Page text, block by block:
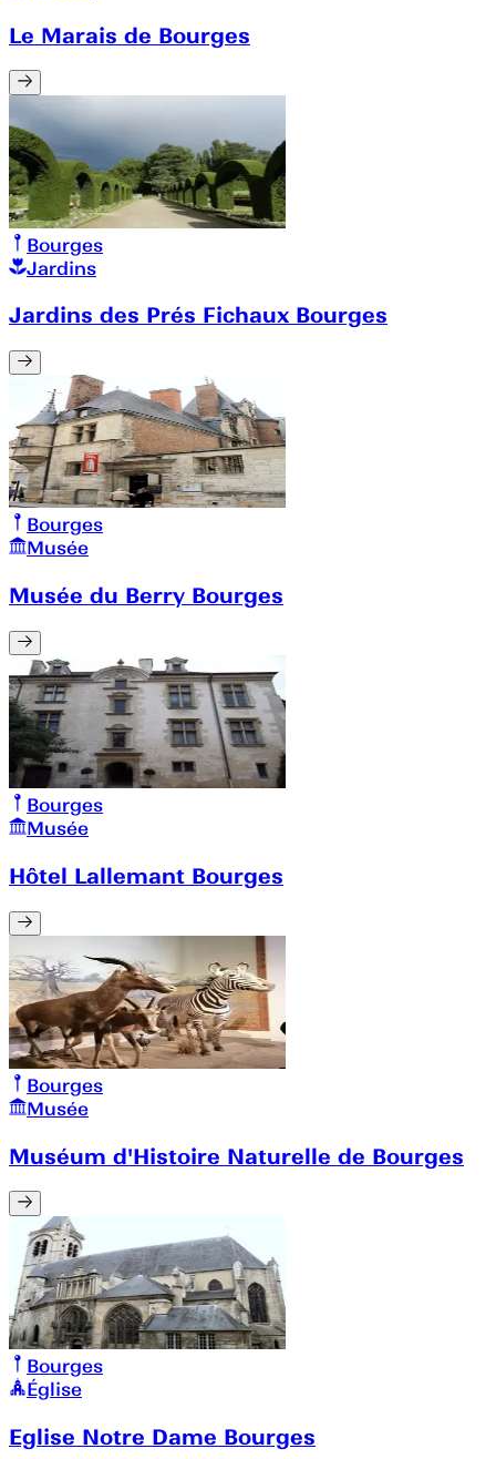
Le Marais de Bourges
Bourges
Jardins
Jardins des Prés Fichaux Bourges
Bourges
Musée
Musée du Berry Bourges
Bourges
Musée
Hôtel Lallemant Bourges
Bourges
Musée
Muséum d'Histoire Naturelle de Bourges
Bourges
Église
Eglise Notre Dame Bourges